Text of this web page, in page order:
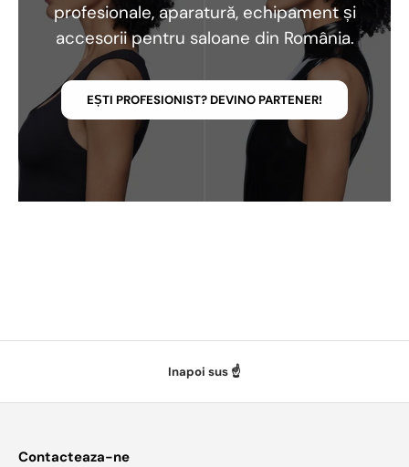
profesionale, aparatură, echipament și
accesorii pentru saloane din România.
EȘTI PROFESIONIST? DEVINO PARTENER!
Inapoi sus ☝️
Contacteaza-ne